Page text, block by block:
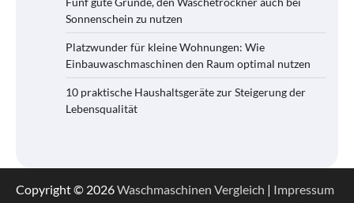
Sonnenschein zu nutzen
Platzwunder für kleine Wohnungen: Wie
Einbauwaschmaschinen den Raum optimal nutzen
10 praktische Haushaltsgeräte zur Steigerung der
Lebensqualität
Copyright © 2026Waschmaschinen Vergleich | Impressum